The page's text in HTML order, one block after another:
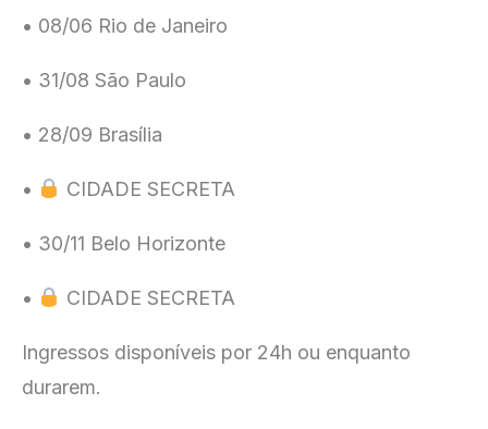
• 08/06 Rio de Janeiro
• 31/08 São Paulo
• 28/09 Brasília
• CIDADE SECRETA
• 30/11 Belo Horizonte
• ⁠ CIDADE SECRETA
Ingressos disponíveis por 24h ou enquanto
durarem.